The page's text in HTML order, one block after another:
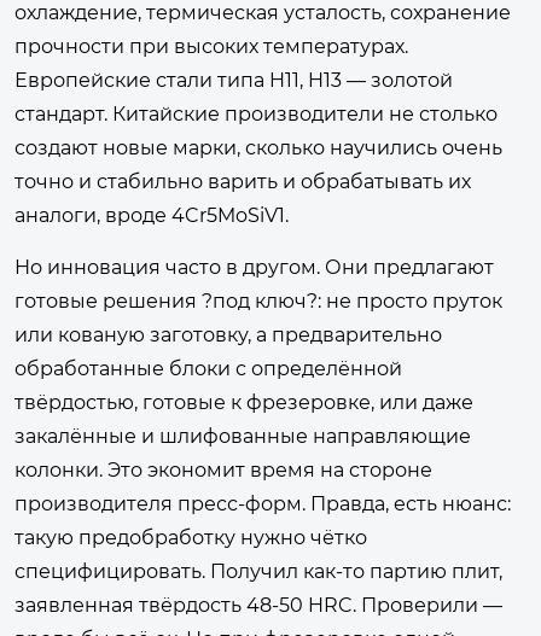
охлаждение, термическая усталость, сохранение
прочности при высоких температурах.
Европейские стали типа H11, H13 — золотой
стандарт. Китайские производители не столько
создают новые марки, сколько научились очень
точно и стабильно варить и обрабатывать их
аналоги, вроде 4Cr5MoSiV1.
Но инновация часто в другом. Они предлагают
готовые решения ?под ключ?: не просто пруток
или кованую заготовку, а предварительно
обработанные блоки с определённой
твёрдостью, готовые к фрезеровке, или даже
закалённые и шлифованные направляющие
колонки. Это экономит время на стороне
производителя пресс-форм. Правда, есть нюанс:
такую предобработку нужно чётко
специфицировать. Получил как-то партию плит,
заявленная твёрдость 48-50 HRC. Проверили —